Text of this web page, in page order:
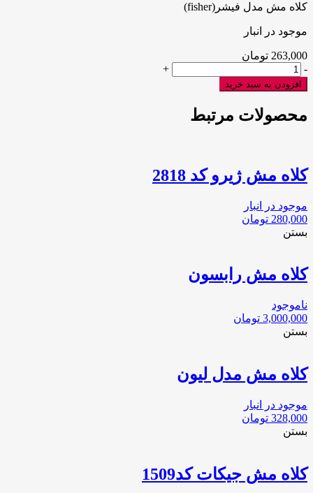
کلاه مش مدل فیشر(fisher)
موجود در انبار
263,000 تومان
کلاه
مش
مدل
عدد
-
+
افزودن به سبد خرید
محصولات مرتبط
كلاه مش ژيرو كد 2818
موجود در انبار
280,000 تومان
بستن
کلاه مش رابسون
ناموجود
3,000,000 تومان
بستن
کلاه مش مدل لیون
موجود در انبار
328,000 تومان
بستن
كلاه مش جيكات كد1509